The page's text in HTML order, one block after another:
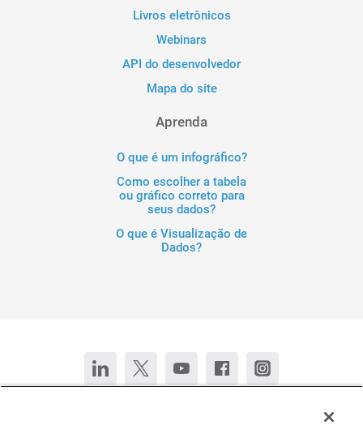
Livros eletrônicos
Webinars
API do desenvolvedor
Mapa do site
Aprenda
O que é um infográfico?
Como escolher a tabela
ou gráfico correto para
seus dados?
O que é Visualização de
Dados?